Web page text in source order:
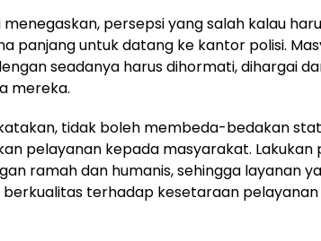
persepsi yang salah kalau
panjang untuk datang ke kantor polisi.
seadanya harus dihormati, dihargai
mereka.
tidak boleh membeda-bedakan
pelayanan kepada masyarakat. Lakukan
ramah dan humanis, sehingga layanan
terhadap kesetaraan pelayanan